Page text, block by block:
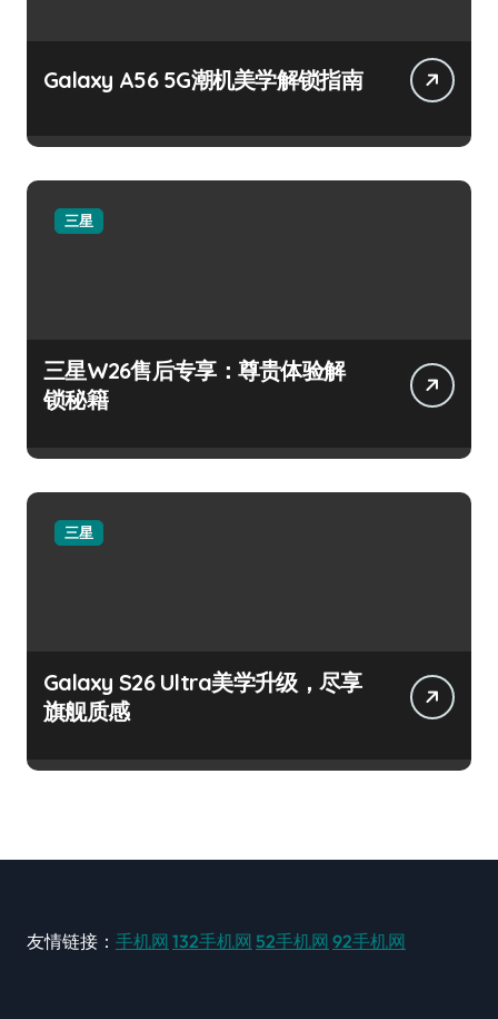
Galaxy A56 5G潮机美学解锁指南
三星
三星W26售后专享：尊贵体验解
锁秘籍
三星
Galaxy S26 Ultra美学升级，尽享
旗舰质感
友情链接： 手机网 132手机网 52手机网 92手机网